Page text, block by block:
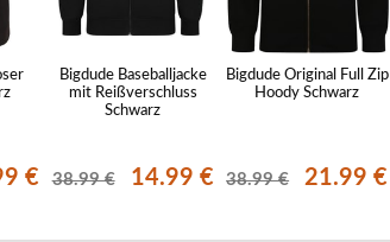
€
Bigdude Baseballjacke
mit Reißverschluss
Schwarz
38.99 € 14.99 €
Bigdude Original Full Zip
Hoody Schwarz
38.99 € 21.99 €